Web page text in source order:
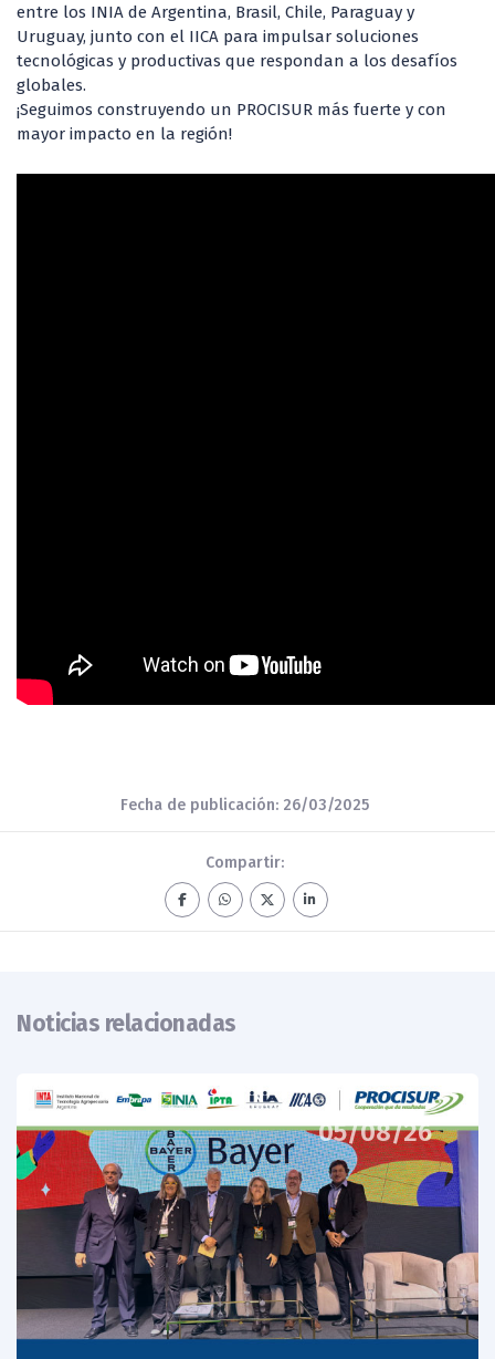
entre los INIA de Argentina, Brasil, Chile, Paraguay y
Uruguay, junto con el IICA para impulsar soluciones
tecnológicas y productivas que respondan a los desafíos
globales.
¡Seguimos construyendo un PROCISUR más fuerte y con
mayor impacto en la región!
Fecha de publicación: 26/03/2025
Compartir:
Noticias relacionadas
05/08/26